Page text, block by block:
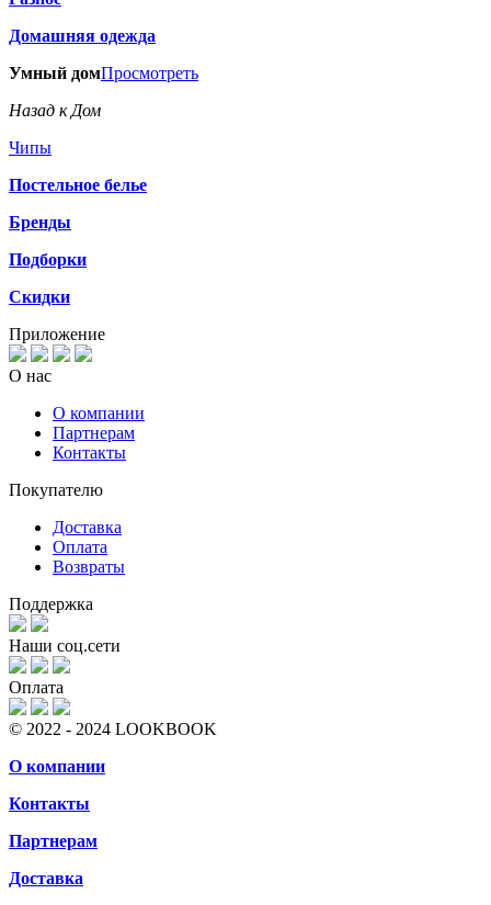
Домашняя одежда
Умный домПросмотреть
Назад к Дом
Чипы
Постельное белье
Бренды
Подборки
Скидки
Приложение
О нас
О компании
Партнерам
Контакты
Покупателю
Доставка
Оплата
Возвраты
Поддержка
Наши соц.сети
Оплата
© 2022 - 2024 LOOKBOOK
О компании
Контакты
Партнерам
Доставка